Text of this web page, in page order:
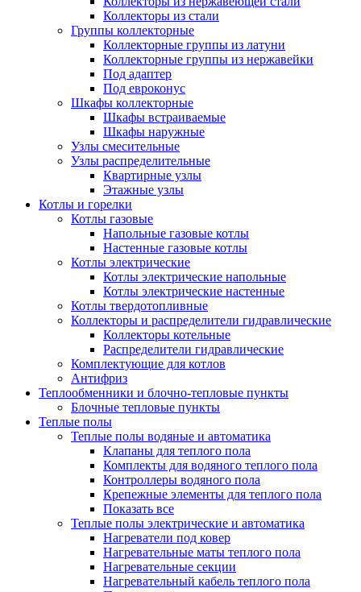
Коллекторы из стали
Группы коллекторные
Коллекторные группы из латуни
Коллекторные группы из нержавейки
Под адаптер
Под евроконус
Шкафы коллекторные
Шкафы встраиваемые
Шкафы наружные
Узлы смесительные
Узлы распределительные
Квартирные узлы
Этажные узлы
Котлы и горелки
Котлы газовые
Напольные газовые котлы
Настенные газовые котлы
Котлы электрические
Котлы электрические напольные
Котлы электрические настенные
Котлы твердотопливные
Коллекторы и распределители гидравлические
Коллекторы котельные
Распределители гидравлические
Комплектующие для котлов
Антифриз
Теплообменники и блочно-тепловые пункты
Блочные тепловые пункты
Теплые полы
Теплые полы водяные и автоматика
Клапаны для теплого пола
Комплекты для водяного теплого пола
Контроллеры водяного пола
Крепежные элементы для теплого пола
Показать все
Теплые полы электрические и автоматика
Нагреватели под ковер
Нагревательные маты теплого пола
Нагревательные секции
Нагревательный кабель теплого пола